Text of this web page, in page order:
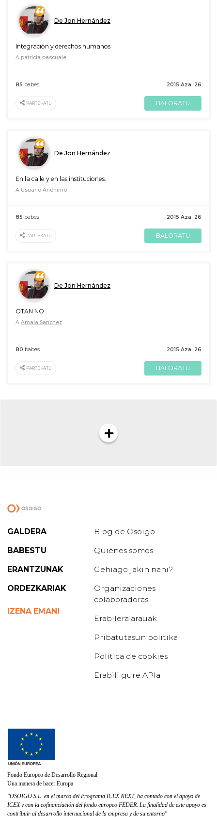
De Jon Hernández
Integración y derechos humanos
A patricia pascuale
2015 Aza. 26
85 babes
PARTEKATU BALORATU
De Jon Hernández
En la calle y en las instituciones.
A Usuario Anónimo
2015 Aza. 26
85 babes
PARTEKATU BALORATU
De Jon Hernández
OTAN NO
A Amaia Sanchez
2015 Aza. 26
80 babes
PARTEKATU BALORATU
GALDERA
BABESTU
ERANTZUNAK
ORDEZKARIAK
IZENA EMAN!
Blog de Osoigo
Quiénes somos
Gehiago jakin nahi?
Organizaciones
colaboradoras
Erabilera arauak
Pribatutasun politika
Política de cookies
Erabili gure APIa
Fondo Europeo de Desarrollo Regional
Una manera de hacer Europa
"OSOIGO S.L. en el marco del Programa ICEX NEXT, ha contado con el apoyo de
ICEX y con la cofinanciación del fondo europeo FEDER. La finalidad de este apoyo es
contribuir al desarrollo internacional de la empresa y de su entorno"